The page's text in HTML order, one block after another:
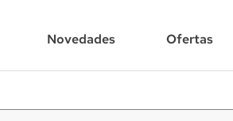
Novedades Ofertas